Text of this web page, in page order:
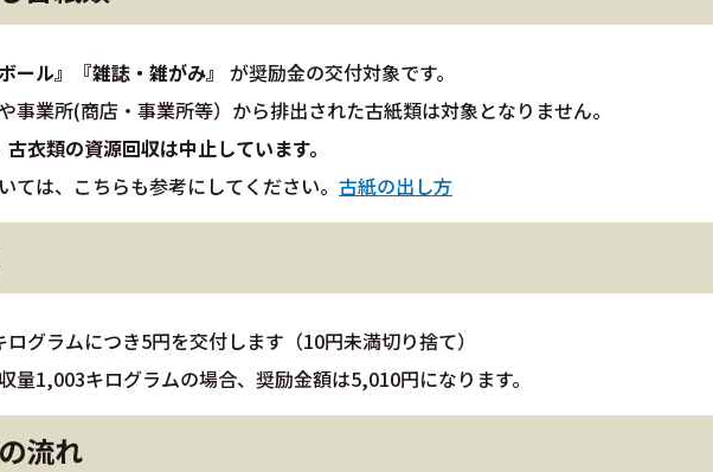
ール』『雑誌・雑がみ』 が奨励金の交付対象です。
事業所(商店・事業所等）から排出された古紙類は対象となりません。
衣類の資源回収は中止しています。
ては、こちらも参考にしてください。 古紙の出し方
グラムにつき5円を交付します（10円未満切り捨て）
量1,003キログラムの場合、奨励金額は5,010円になります。
流れ